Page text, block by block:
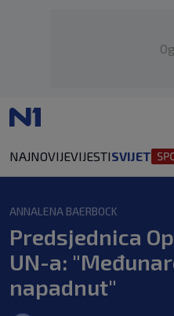
NAJNOVIJEVIJESTISVIJET
ANNALENA BAERBOCK
Predsjednica
UN-a:
napadnut"